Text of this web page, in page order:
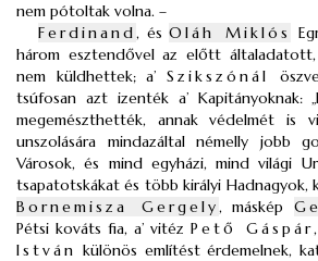
nem pótoltak volna. –
Ferdinand, ésOláh Miklós
három esztendővel az előtt
nem küldhettek; a’ Szikszónál
tsúfosan azt izenték a’ Kapitányoknak:
megemészthették, annak védelmét is
unszolására mindazáltal némelly jobb
Városok, és mind egyházi, mind világi
tsapatotskákat és több királyi Hadnagyok,
Bornemisza Gergely, máskép
Pétsi kováts fia, a’ vitéz Pető Gáspár
István különös említést érdemelnek,